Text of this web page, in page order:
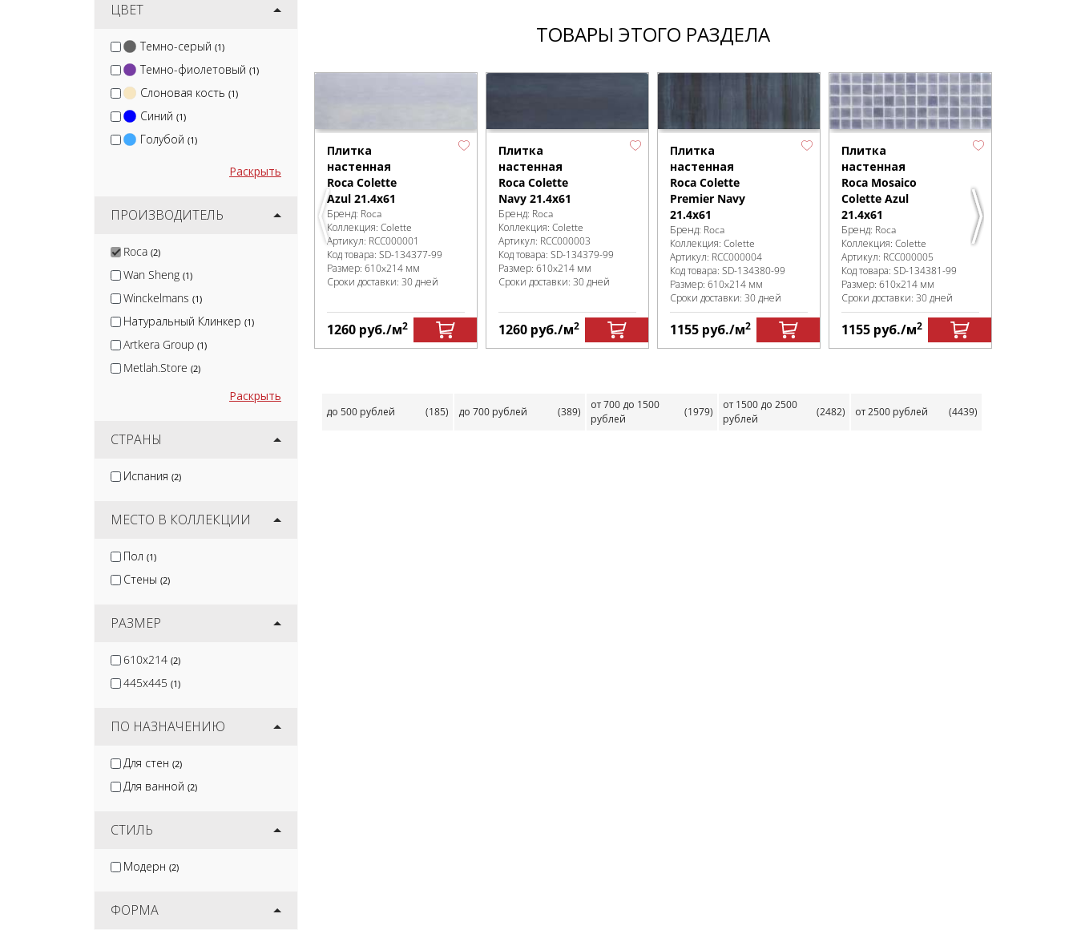
ЦВЕТ
Темно-серый (1)
Темно-фиолетовый (1)
Слоновая кость (1)
Синий (1)
Голубой (1)
Раскрыть
ПРОИЗВОДИТЕЛЬ
Roca (2)
Wan Sheng (1)
Winckelmans (1)
Натуральный Клинкер (1)
Artkera Group (1)
Metlah.Store (2)
Kerama Marazzi
Керамин (101)
Раскрыть
СТРАНЫ
Испания (2)
МЕСТО В КОЛЛЕКЦИИ
Пол (1)
Стены (2)
РАЗМЕР
610x214 (2)
445x445 (1)
ПО НАЗНАЧЕНИЮ
Для стен (2)
Для ванной (2)
СТИЛЬ
Модерн (2)
ФОРМА
ТОВАРЫ ЭТОГО РАЗДЕЛА
Плитка
настенная
Roca Colette
Azul 21.4х61
Бренд: Roca
Коллекция: Colette
Артикул: RCC000001
Код товара: SD-134377-99
Размер: 610x214 мм
Сроки доставки: 30 дней
1260 руб./м2
Плитка
настенная
Roca Colette
Navy 21.4х61
Бренд: Roca
Коллекция: Colette
Артикул: RCC000003
Код товара: SD-134379-99
Размер: 610x214 мм
Сроки доставки: 30 дней
1260 руб./м2
Плитка
настенная
Roca Colette
Premier Navy
21.4х61
Бренд: Roca
Коллекция: Colette
Артикул: RCC000004
Код товара: SD-134380-99
Размер: 610x214 мм
Сроки доставки: 30 дней
1155 руб./м2
Плитка
настенная
Roca Mosaico
Colette Azul
21.4х61
Бренд: Roca
Коллекция: Colette
Артикул: RCC000005
Код товара: SD-134381-99
Размер: 610x214 мм
Сроки доставки: 30 дней
1155 руб./м2
до 500 рублей (185) до 700 рублей (389)
от 700 до 1500
рублей
(1979)
от 1500 до 2500
рублей
(2482) от 2500 рублей (4439)